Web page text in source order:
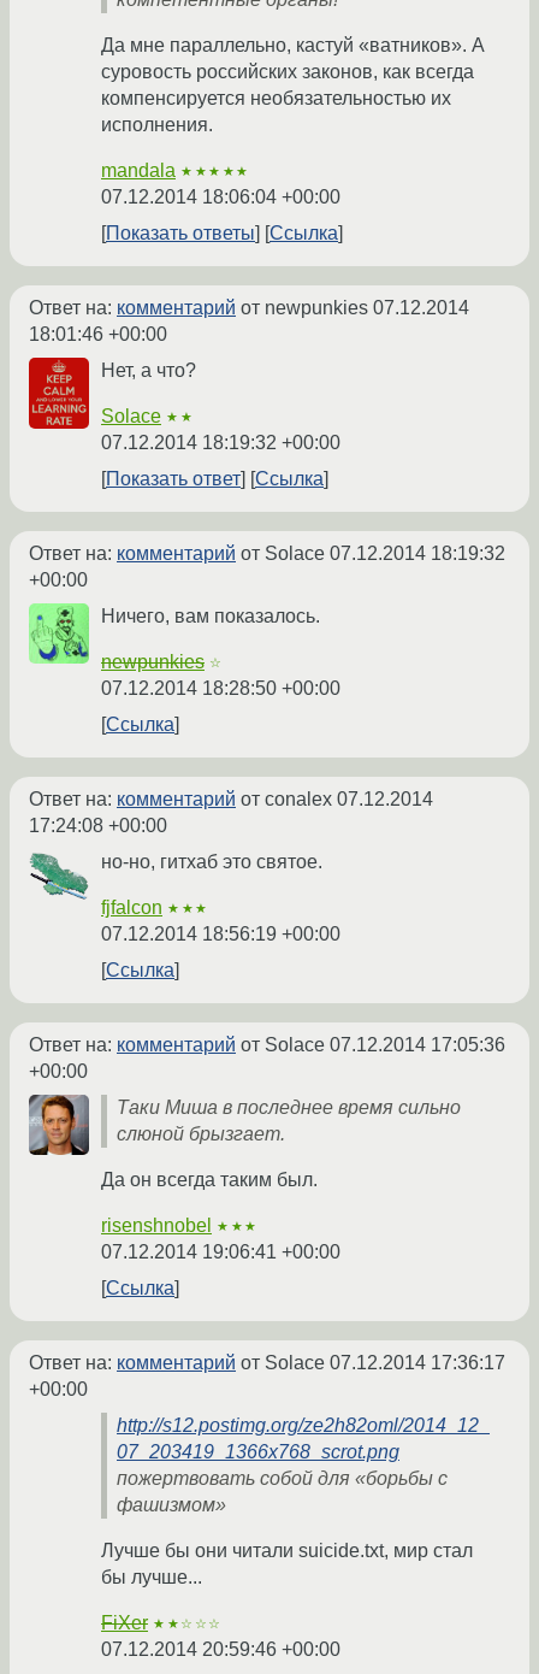
Да мне параллельно, кастуй «ватников». А
суровость российских законов, как всегда
компенсируется необязательностью их
исполнения.
mandala ★★★★★
07.12.2014 18:06:04 +00:00
Показать ответы
Ссылка
Ответ на: комментарий от newpunkies 07.12.2014
18:01:46 +00:00
Нет, а что?
Solace ★★
07.12.2014 18:19:32 +00:00
Показать ответ
Ссылка
Ответ на: комментарий от Solace 07.12.2014 18:19:32
+00:00
Ничего, вам показалось.
newpunkies ☆
07.12.2014 18:28:50 +00:00
Ссылка
Ответ на: комментарий от conalex 07.12.2014
17:24:08 +00:00
но-но, гитхаб это святое.
fjfalcon ★★★
07.12.2014 18:56:19 +00:00
Ссылка
Ответ на: комментарий от Solace 07.12.2014 17:05:36
+00:00
Таки Миша в последнее время сильно
слюной брызгает.
Да он всегда таким был.
risenshnobel ★★★
07.12.2014 19:06:41 +00:00
Ссылка
Ответ на: комментарий от Solace 07.12.2014 17:36:17
+00:00
http://s12.postimg.org/ze2h82oml/2014_12_
07_203419_1366x768_scrot.png
пожертвовать собой для «борьбы с
фашизмом»
Лучше бы они читали suicide.txt, мир стал
бы лучше...
FiXer ★★☆☆☆
07.12.2014 20:59:46 +00:00